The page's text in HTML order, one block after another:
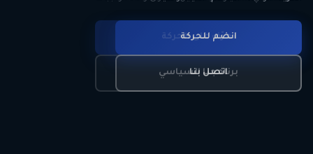
تعرّف على الحركة
برنامجنا السياسي
انضم للحركة
اتصل بنا